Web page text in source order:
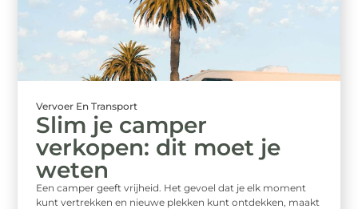
Vervoer En Transport
Slim je camper
verkopen: dit moet je
weten
Een camper geeft vrijheid. Het gevoel dat je elk moment
kunt vertrekken en nieuwe plekken kunt ontdekken, maakt